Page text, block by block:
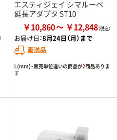
エスティジェイ シマルーベ
延長アダプタ ST10
￥10,860 ￥12,848
お届け日：8月24日（月）まで
直送品
L(mm)・販売単位違いの商品が2商品ありま
す